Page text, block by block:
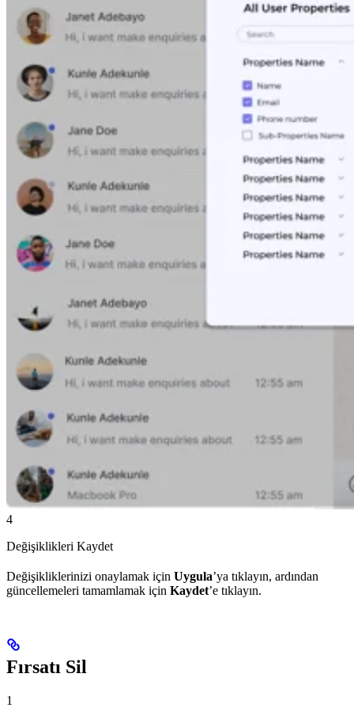
4
Değişiklikleri Kaydet
Değişikliklerinizi onaylamak için Uygula’ya tıklayın, ardından
güncellemeleri tamamlamak için Kaydet’e tıklayın.
Fırsatı Sil
1